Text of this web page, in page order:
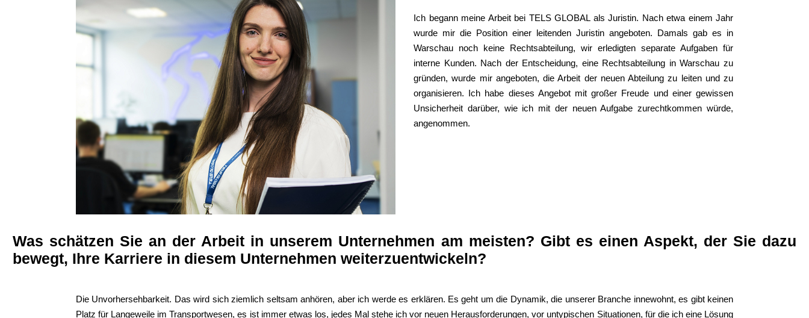
Ich begann meine Arbeit bei TELS GLOBAL als Juristin. Nach etwa einem Jahr
wurde mir die Position einer leitenden Juristin angeboten. Damals gab es in
Warschau noch keine Rechtsabteilung, wir erledigten separate Aufgaben für
interne Kunden. Nach der Entscheidung, eine Rechtsabteilung in Warschau zu
gründen, wurde mir angeboten, die Arbeit der neuen Abteilung zu leiten und zu
organisieren. Ich habe dieses Angebot mit großer Freude und einer gewissen
Unsicherheit darüber, wie ich mit der neuen Aufgabe zurechtkommen würde,
angenommen.
Was schätzen Sie an der Arbeit in unserem Unternehmen am meisten? Gibt es einen Aspekt, der Sie dazu
bewegt, Ihre Karriere in diesem Unternehmen weiterzuentwickeln?
Die Unvorhersehbarkeit. Das wird sich ziemlich seltsam anhören, aber ich werde es erklären. Es geht um die Dynamik, die unserer Branche innewohnt, es gibt keinen
Platz für Langeweile im Transportwesen, es ist immer etwas los, jedes Mal stehe ich vor neuen Herausforderungen, vor untypischen Situationen, für die ich eine Lösung